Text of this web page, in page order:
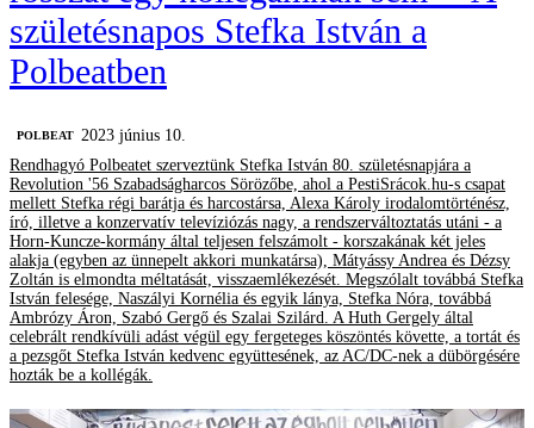
születésnapos Stefka István a
Polbeatben
‎POLBEAT
2023 június 10.
Rendhagyó Polbeatet szerveztünk Stefka István 80. születésnapjára a
Revolution '56 Szabadságharcos Sörözőbe, ahol a PestiSrácok.hu-s csapat
mellett Stefka régi barátja és harcostársa, Alexa Károly irodalomtörténész,
író, illetve a konzervatív televíziózás nagy, a rendszerváltoztatás utáni - a
Horn-Kuncze-kormány által teljesen felszámolt - korszakának két jeles
alakja (egyben az ünnepelt akkori munkatársa), Mátyássy Andrea és Dézsy
Zoltán is elmondta méltatását, visszaemlékezését. Megszólalt továbbá Stefka
István felesége, Naszályi Kornélia és egyik lánya, Stefka Nóra, továbbá
Ambrózy Áron, Szabó Gergő és Szalai Szilárd. A Huth Gergely által
celebrált rendkívüli adást végül egy fergeteges köszöntés követte, a tortát és
a pezsgőt Stefka István kedvenc együttesének, az AC/DC-nek a dübörgésére
hozták be a kollégák.